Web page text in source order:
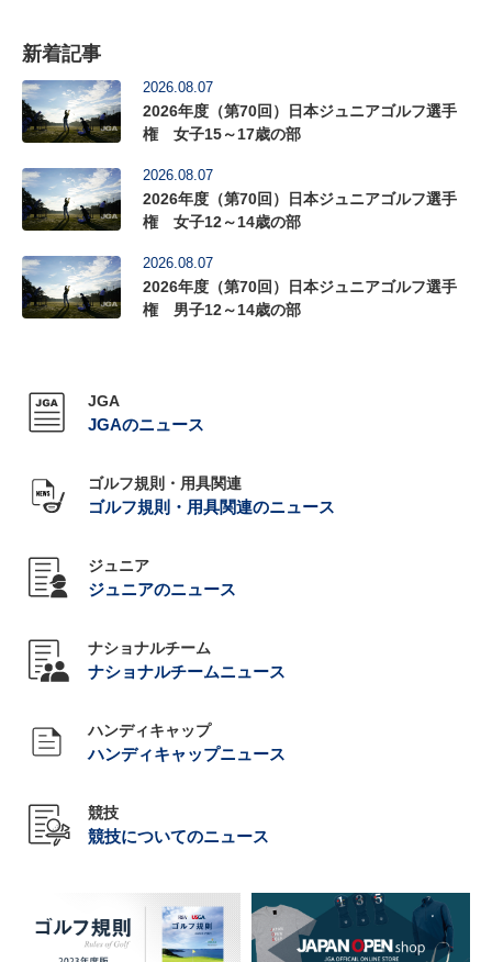
新着記事
2026.08.07
2026年度（第70回）日本ジュニアゴルフ選手
権 女子15～17歳の部
2026.08.07
2026年度（第70回）日本ジュニアゴルフ選手
権 女子12～14歳の部
2026.08.07
2026年度（第70回）日本ジュニアゴルフ選手
権 男子12～14歳の部
JGA
JGAのニュース
ゴルフ規則・用具関連
ゴルフ規則・用具関連のニュース
ジュニア
ジュニアのニュース
ナショナルチーム
ナショナルチームニュース
ハンディキャップ
ハンディキャップニュース
競技
競技についてのニュース